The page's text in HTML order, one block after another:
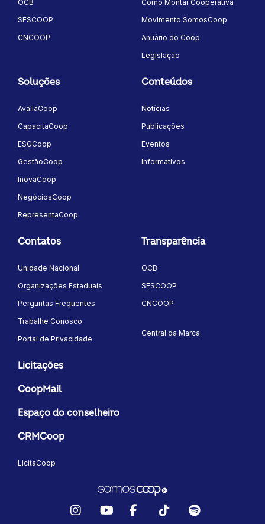
OCB
SESCOOP
CNCOOP
Como Montar Cooperativa
Movimento SomosCoop
Anuário do Coop
Legislação
Soluções
AvaliaCoop
CapacitaCoop
ESGCoop
GestãoCoop
InovaCoop
NegóciosCoop
RepresentaCoop
Conteúdos
Notícias
Publicações
Eventos
Informativos
Contatos
Unidade Nacional
Organizações Estaduais
Perguntas Frequentes
Trabalhe Conosco
Portal de Privacidade
Transparência
OCB
SESCOOP
CNCOOP
Central da Marca
Licitações
CoopMail
Espaço do conselheiro
CRMCoop
LicitaCoop